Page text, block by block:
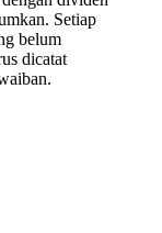
Setiap
belum
dicatat